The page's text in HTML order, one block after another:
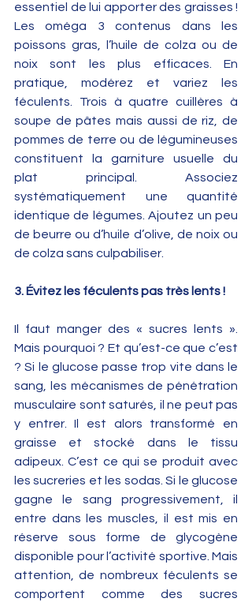
essentiel de lui apporter des graisses !
Les oméga 3 contenus dans les
poissons gras, l’huile de colza ou de
noix sont les plus efficaces. En
pratique, modérez et variez les
féculents. Trois à quatre cuillères à
soupe de pâtes mais aussi de riz, de
pommes de terre ou de légumineuses
constituent la garniture usuelle du
plat principal. Associez
systématiquement une quantité
identique de légumes. Ajoutez un peu
de beurre ou d’huile d’olive, de noix ou
de colza sans culpabiliser.
3. Évitez les féculents pas très lents !
Il faut manger des « sucres lents ».
Mais pourquoi ? Et qu’est-ce que c’est
? Si le glucose passe trop vite dans le
sang, les mécanismes de pénétration
musculaire sont saturés, il ne peut pas
y entrer. Il est alors transformé en
graisse et stocké dans le tissu
adipeux. C’est ce qui se produit avec
les sucreries et les sodas. Si le glucose
gagne le sang progressivement, il
entre dans les muscles, il est mis en
réserve sous forme de glycogène
disponible pour l’activité sportive. Mais
attention, de nombreux féculents se
comportent comme des sucres